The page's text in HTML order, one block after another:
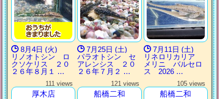
8月4日 (火)
リノオトシン ロ
クソケリス ２０
２６年８月１ …
7月25日 (土)
パラオトシン セ
アレンシス ２０
２６年７月２ …
7月11日 (土)
リネロリカリア
メリニ バルセロ
ス 2026 …
111 views
厚木店
121 views
船橋二和
105 views
船橋二和